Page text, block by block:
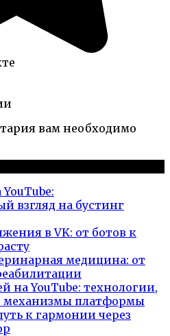
вам необходимо
взгляд на бустинг
в VK: от ботов к
медицина: от
на YouTube: технологии,
механизмы платформы
к гармонии через